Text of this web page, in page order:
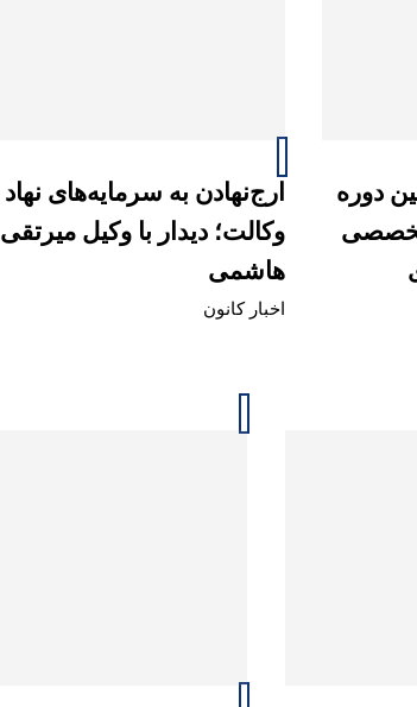
دوره
ارج‌نهادن به سرمایه‌های نهاد
وکالت؛ دیدار با وکیل میرتقی
هاشمی
اخبار کانون